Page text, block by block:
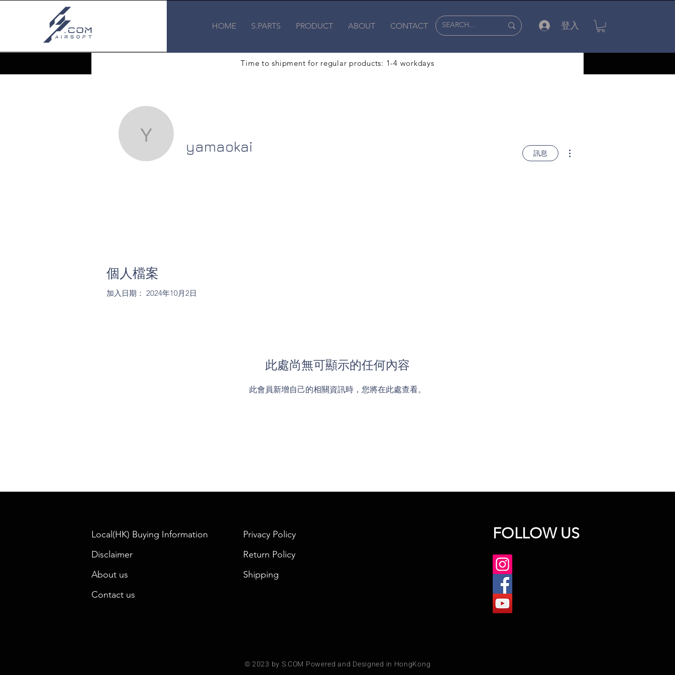
HOME S.PARTS PRODUCT ABOUT CONTACT 登入
Time to shipment for regular products: 1-4 workdays
個人檔案
加入日期： 2024年10月2日
此處尚無可顯示的任何內容
此會員新增自己的相關資訊時，您將在此處查看。
yamaokai
yamaokai 訊息
Local(HK) Buying Information
Disclaimer
About us
Privacy Policy
Return Policy
Shipping
Contact us
FOLLOW US
© 2023 by S.COM Powered and Designed in HongKong